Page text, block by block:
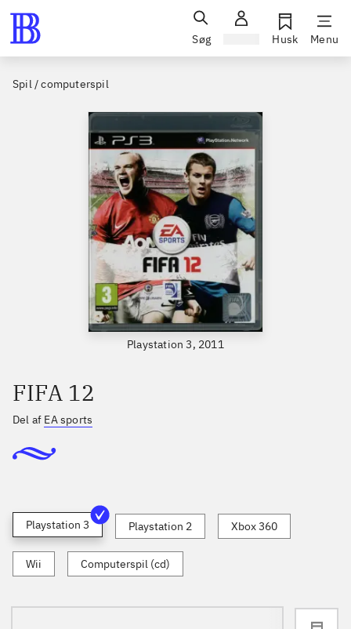
Søg Husk Menu
Spil / computerspil
Playstation 3, 2011
FIFA 12
Del af EA sports
Playstation 3 Playstation 2 Xbox 360
Wii Computerspil (cd)